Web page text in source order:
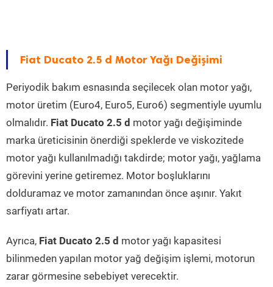
Fiat Ducato 2.5 d Motor Yağı Değişimi
Periyodik bakım esnasında seçilecek olan motor yağı,
motor üretim (Euro4, Euro5, Euro6) segmentiyle uyumlu
olmalıdır. Fiat Ducato 2.5 d motor yağı değişiminde
marka üreticisinin önerdiği speklerde ve viskozitede
motor yağı kullanılmadığı takdirde; motor yağı, yağlama
görevini yerine getiremez. Motor boşluklarını
dolduramaz ve motor zamanından önce aşınır. Yakıt
sarfiyatı artar.
Ayrıca, Fiat Ducato 2.5 d motor yağı kapasitesi
bilinmeden yapılan motor yağ değişim işlemi, motorun
zarar görmesine sebebiyet verecektir.